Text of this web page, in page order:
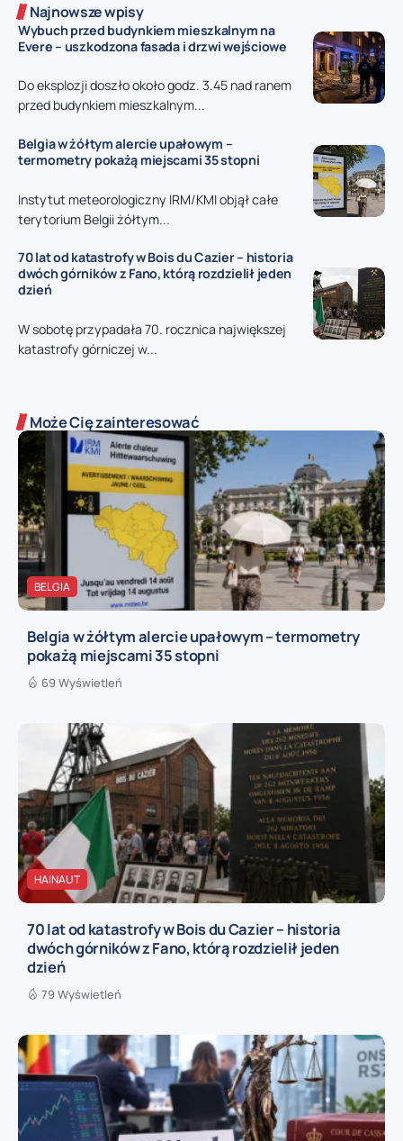
Najnowsze wpisy
Wybuch przed budynkiem mieszkalnym na
Evere – uszkodzona fasada i drzwi wejściowe
Do eksplozji doszło około godz. 3.45 nad ranem
przed budynkiem mieszkalnym...
Belgia w żółtym alercie upałowym –
termometry pokażą miejscami 35 stopni
Instytut meteorologiczny IRM/KMI objął całe
terytorium Belgii żółtym...
70 lat od katastrofy w Bois du Cazier – historia
dwóch górników z Fano, którą rozdzielił jeden
dzień
W sobotę przypadała 70. rocznica największej
katastrofy górniczej w...
Może Cię zainteresować
BELGIA
Belgia w żółtym alercie upałowym – termometry
pokażą miejscami 35 stopni
69 Wyświetleń
HAINAUT
70 lat od katastrofy w Bois du Cazier – historia
dwóch górników z Fano, którą rozdzielił jeden
dzień
79 Wyświetleń